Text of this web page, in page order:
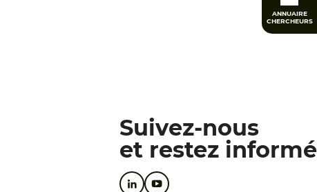
ANNUAIRE
CHERCHEURS
Suivez-nous
et restez informé